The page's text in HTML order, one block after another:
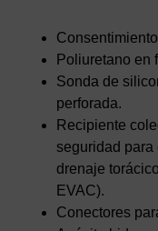
Poliuretano en
Sonda de
perforada.
Recipiente
seguridad para
drenaje
EVAC).
Conectores